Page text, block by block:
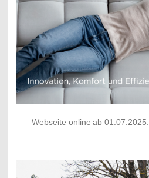
Webseite online ab 01.07.2025: